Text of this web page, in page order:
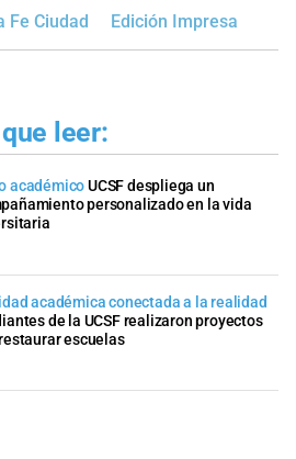
Fe Ciudad Edición Impresa
leer:
académicoUCSF despliega un
personalizado en la vida
académica conectada a la realidad
de la UCSF realizaron proyectos
escuelas